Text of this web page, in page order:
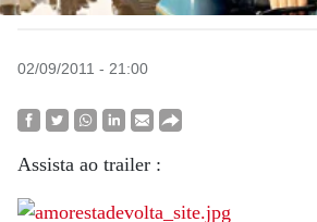
02/09/2011 - 21:00
Assista ao trailer :